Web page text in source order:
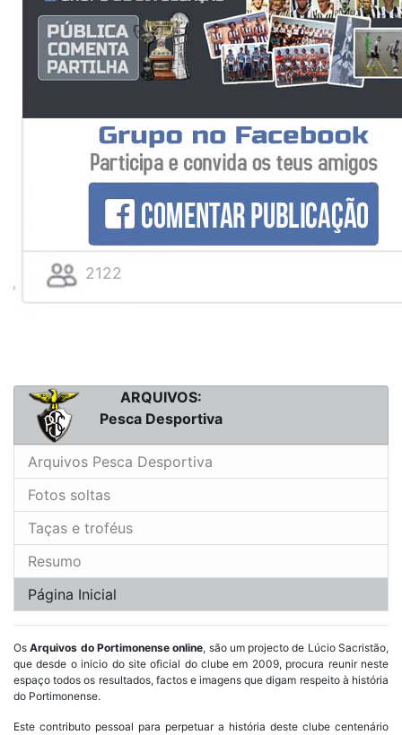
2122
ARQUIVOS:
Pesca Desportiva
Arquivos Pesca Desportiva
Fotos soltas
Taças e troféus
Resumo
Página Inicial
OsArquivos do Portimonense online, são um projecto de Lúcio Sacristão,
que desde o inicio do site oficial do clube em 2009, procura reunir neste
espaço todos os resultados, factos e imagens que digam respeito à história
do Portimonense.
Este contributo pessoal para perpetuar a história deste clube centenário